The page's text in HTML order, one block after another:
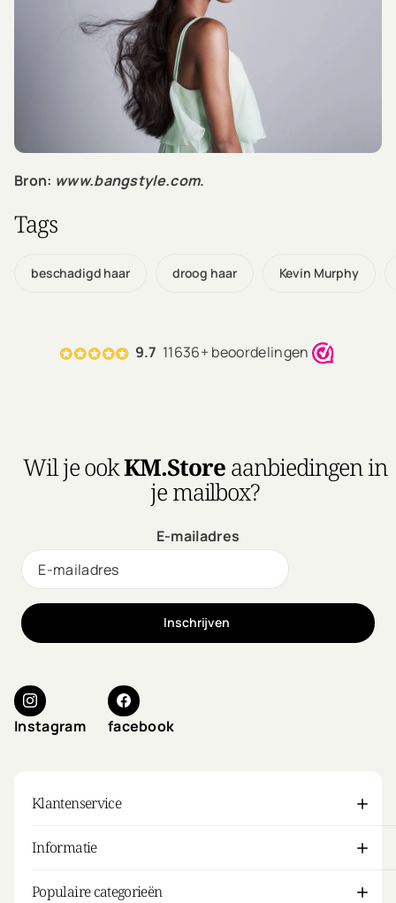
Bron: www.bangstyle.com.
Tags
beschadigd haar droog haar Kevin Murphy
9.7 11636+ beoordelingen
Wil je ookKM.Storeaanbiedingen in
je mailbox?
E-mailadres
Inschrijven
Instagram facebook
Klantenservice
Informatie
Populaire categorieën